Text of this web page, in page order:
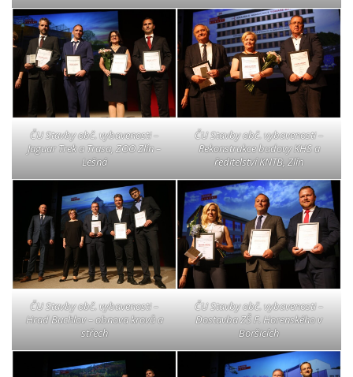
ČU Stavby obč. vybavenosti –
Jaguar Trek a Trasa, ZOO Zlín –
Lešná
ČU Stavby obč. vybavenosti –
Rekonstrukce budovy KHS a
ředitelství KNTB, Zlín
ČU Stavby obč. vybavenosti –
Hrad Buchlov – obnova krovů a
střech
ČU Stavby obč. vybavenosti –
Dostavba ZŠ F. Horenského v
Boršicích